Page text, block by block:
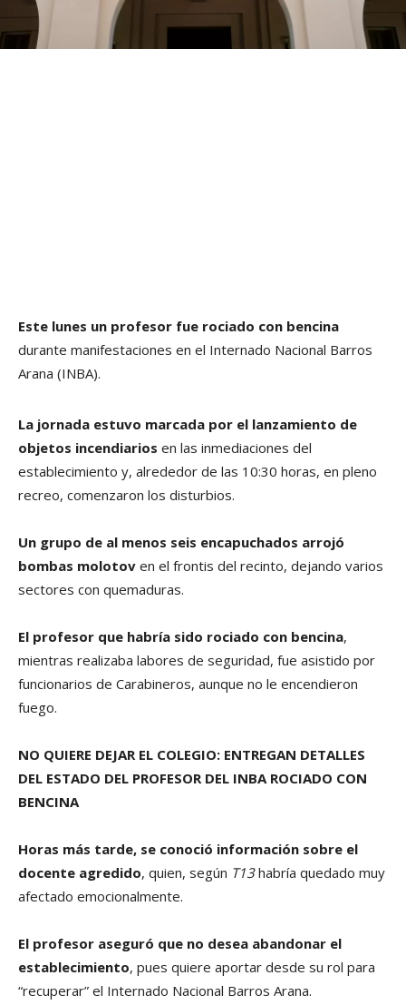
Este lunes un profesor fue rociado con bencina
durante manifestaciones en el Internado Nacional Barros
Arana (INBA).
La jornada estuvo marcada por el lanzamiento de
objetos incendiarios en las inmediaciones del
establecimiento y, alrededor de las 10:30 horas, en pleno
recreo, comenzaron los disturbios.
Un grupo de al menos seis encapuchados arrojó
bombas molotov en el frontis del recinto, dejando varios
sectores con quemaduras.
El profesor que habría sido rociado con bencina,
mientras realizaba labores de seguridad, fue asistido por
funcionarios de Carabineros, aunque no le encendieron
fuego.
NO QUIERE DEJAR EL COLEGIO: ENTREGAN DETALLES
DEL ESTADO DEL PROFESOR DEL INBA ROCIADO CON
BENCINA
Horas más tarde, se conoció información sobre el
docente agredido, quien, según T13habría quedado muy
afectado emocionalmente.
El profesor aseguró que no desea abandonar el
establecimiento, pues quiere aportar desde su rol para
“recuperar” el Internado Nacional Barros Arana.